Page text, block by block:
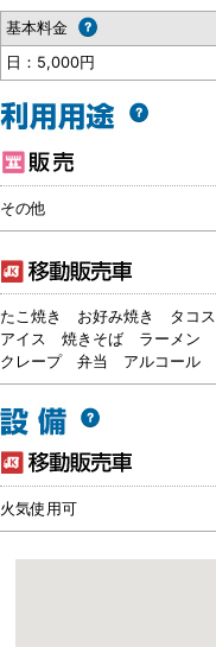
基本料金
日：5,000円
その他
たこ焼き お好み焼き タコス
アイス
焼きそば ラーメン
クレープ
弁当 アルコール
火気使用可